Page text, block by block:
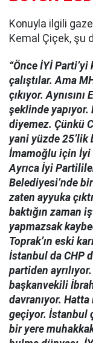
Konuyla ilgili
Kemal Çiçek, şu
“Önce İYİ
çalıştılar. Ama
çıkıyor.
şeklinde yapıyor.
diyemez. Çünkü
yani yüzde 25’lik
İmamoğlu için İyi
Ayrıca İyi
Belediyesi’nde
zaten ayyuka
baktığın zaman
yapmazsak
Toprak’ın eski
İstanbul da CHP
partiden
başkanvekili
davranıyor.
geçiyor. İstanbul
bir yere